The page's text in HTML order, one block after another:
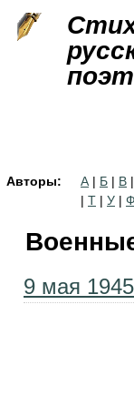
Авторы: А | Б | В |
| Т | У | Ф
9 мая